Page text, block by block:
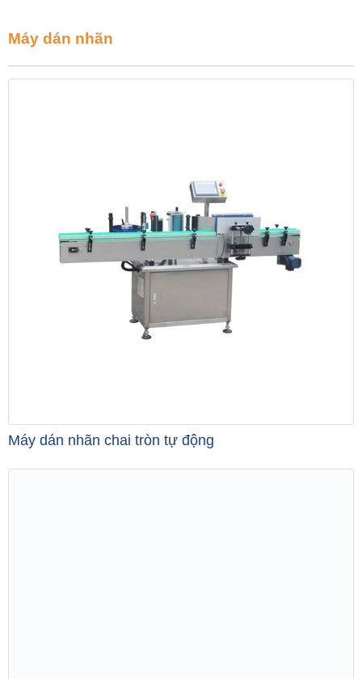
Máy dán nhãn
Máy dán nhãn chai tròn tự động